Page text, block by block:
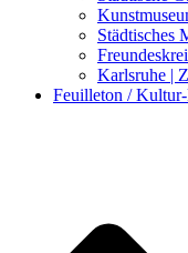
Städtisches
Karlsruhe |
Feuilleton /